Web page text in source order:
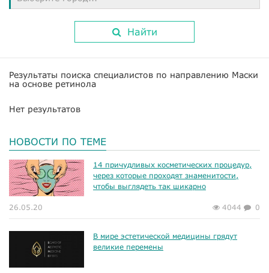
Найти
Результаты поиска специалистов по направлению Маски
на основе ретинола
Нет результатов
НОВОСТИ ПО ТЕМЕ
14 причудливых косметических процедур,
через которые проходят знаменитости,
чтобы выглядеть так шикарно
26.05.20 4044 0
В мире эстетической медицины грядут
великие перемены